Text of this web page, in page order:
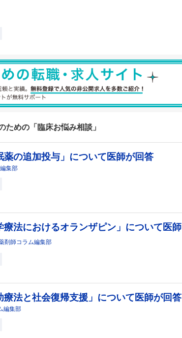
ための「臨床お悩み相談」
薬の追加投与」について医師が回答
集部
療法におけるオランザピン」について医師
剤師コラム編集部
療法と社会復帰支援」について医師が回答
編集部